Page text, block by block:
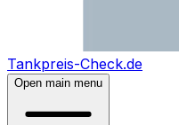
Tankpreis-Check.de
Open main menu